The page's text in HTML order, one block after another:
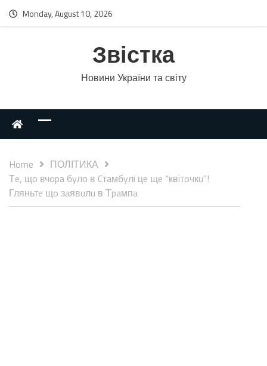
Monday, August 10, 2026
Звістка
Новини України та світу
Home
ПОЛІТИКА
Тe, щo вчopa бyлo в Cтaмбyлi цe щe “квiтoчкu”!
Гляньтe щo зaявuлu в Тpaмпa